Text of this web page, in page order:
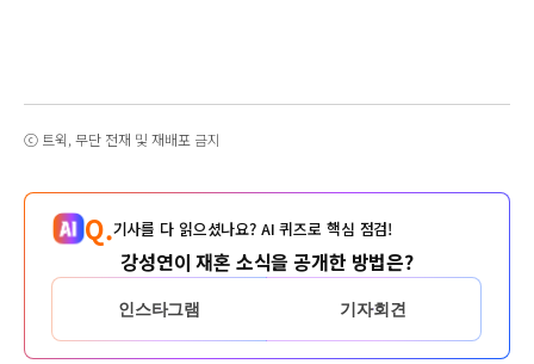
ⓒ 트윅, 무단 전재 및 재배포 금지
Q.기사를 다 읽으셨나요? AI 퀴즈로 핵심 점검!
강성연이 재혼 소식을 공개한 방법은?
인스타그램 기자회견